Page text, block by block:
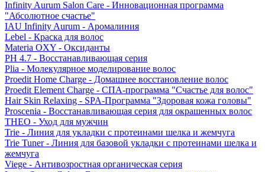
Infinity Aurum Salon Care - Инновационная программа
"Абсолютное счастье"
IAU Infinity Aurum - Аромалиния
Lebel - Краска для волос
Materia OXY - Оксиданты
PH 4.7 - Восстанавливающая серия
Plia - Молекулярное моделирование волос
Proedit Home Charge - Домашнее восстановление волос
Proedit Element Charge - СПА-программа "Счастье для волос"
Hair Skin Relaxing - SPA-Программа "Здоровая кожа головы"
Proscenia - Восстанавливающая серия для окрашенных волос
THEO - Уход для мужчин
Trie - Линия для укладки с протеинами шелка и жемчуга
Trie Tuner - Линия для базовой укладки с протеинами шелка и
жемчуга
Viege - Антивозростная органическая серия